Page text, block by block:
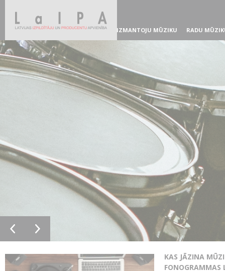
IZMANTOJU MŪZIKU RADU
KAS JĀZINA
FONOGRAMMAS